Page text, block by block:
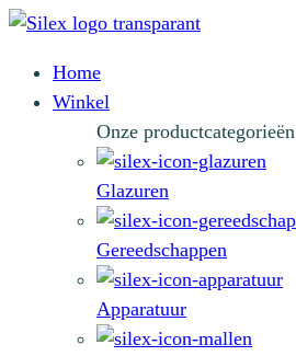
Home
Winkel
Onze productcategorieën
Glazuren
Gereedschappen
Apparatuur